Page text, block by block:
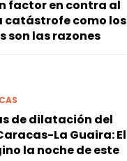
factor en contra al
catástrofe como los
son las razones
de dilatación del
La Guaira: El
la noche de este